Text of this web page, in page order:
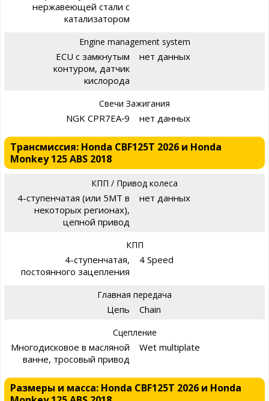
нержавеющей стали с
катализатором
Engine management system
ECU с замкнутым
контуром, датчик
кислорода
нет данных
Свечи Зажигания
NGK CPR7EA‑9 нет данных
Трансмиссия: Honda CBF125T 2026 и Honda
Monkey 125 ABS 2018
КПП / Привод колеса
4-ступенчатая (или 5MT в
некоторых регионах),
цепной привод
нет данных
КПП
4-ступенчатая,
постоянного зацепления
4 Speed
Главная передача
Цепь Chain
Сцепление
Многодисковое в масляной
ванне, тросовый привод
Wet multiplate
Размеры и масса: Honda CBF125T 2026 и Honda